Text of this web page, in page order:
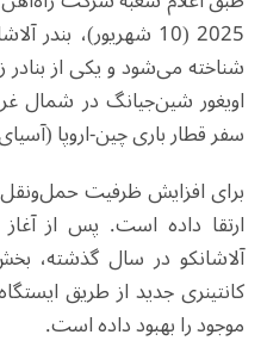
2025 (10 شهریور)،
شناخته می‌شود و یکی از
سفر قطار باری چین-اروپا
برای افزایش ظرفیت
ارتقا داده است. پس از
آلاشانکو در سال گذشته،
کانتینری جدید از طریق
موجود را بهبود داده است.